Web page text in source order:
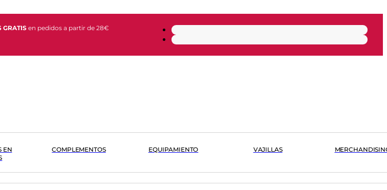
GRATISen pedidos a partir de 28€
EN
COMPLEMENTOS EQUIPAMIENTO VAJILLAS